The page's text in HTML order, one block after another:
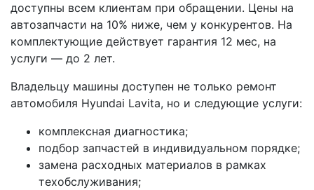
доступны всем клиентам при обращении. Цены на
автозапчасти на 10% ниже, чем у конкурентов. На
комплектующие действует гарантия 12 мес, на
услуги — до 2 лет.
Владельцу машины доступен не только ремонт
автомобиля Hyundai Lavita, но и следующие услуги:
комплексная диагностика;
подбор запчастей в индивидуальном порядке;
замена расходных материалов в рамках
техобслуживания;